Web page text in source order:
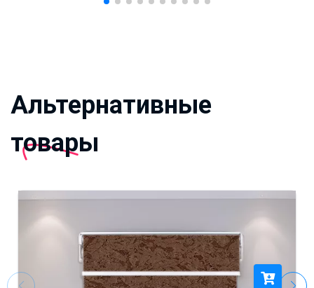
Альтернативные
товары